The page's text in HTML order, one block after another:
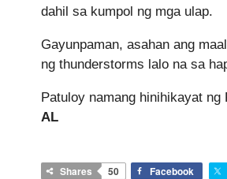
dahil sa kumpol ng mga ulap.
Gayunpaman, asahan ang
ng thunderstorms lalo na sa
Patuloy namang hinihikayat ng
AL
Shares 50 Facebook